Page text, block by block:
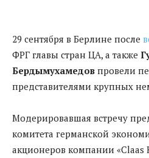
29 сентября в Берлине после
ФРГ главы стран ЦА, а также
Бердымухамедов провели
представителями крупных
Модерировавшая встречу
комитета германской
акционеров компании «Claas